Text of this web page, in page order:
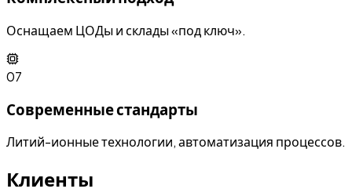
Оснащаем ЦОДы и склады «под ключ».
07
Современные стандарты
Литий-ионные технологии, автоматизация процессов.
Клиенты